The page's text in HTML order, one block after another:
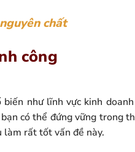
chất
công
như lĩnh vực kinh
có thể đứng vững trong
làm rất tốt vấn đề này.